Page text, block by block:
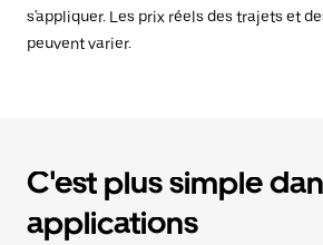
s'appliquer. Les prix réels des trajets et
peuvent varier.
C'est plus simple
applications